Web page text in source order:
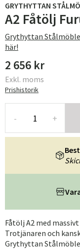
GRYTHYTTAN
A2 Fåtölj
Grythyttan
här!
2 656 kr
Exkl. moms
Prishistorik
- +
Fåtölj A2 med
Trotjänaren och
Grythyttan